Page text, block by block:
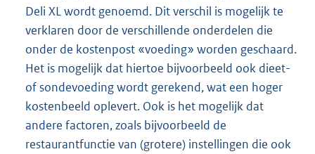
Deli XL wordt genoemd. Dit verschil is mogelijk te
verklaren door de verschillende onderdelen die
onder de kostenpost «voeding» worden geschaard.
Het is mogelijk dat hiertoe bijvoorbeeld ook dieet-
of sondevoeding wordt gerekend, wat een hoger
kostenbeeld oplevert. Ook is het mogelijk dat
andere factoren, zoals bijvoorbeeld de
restaurantfunctie van (grotere) instellingen die ook